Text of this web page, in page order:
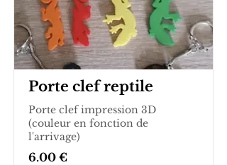
Porte clef reptile
Porte clef impression 3D
(couleur en fonction de
l'arrivage)
6.00 €